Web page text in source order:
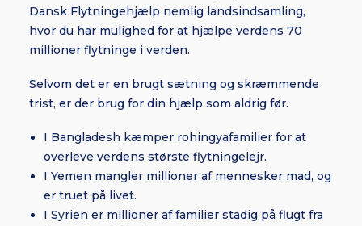
BORNHOLM
SUBSCRIBE
Dansk Flytningehjælp nemlig landsindsamling,
hvor du har mulighed for at hjælpe verdens 70
millioner flytninge i verden.
Selvom det er en brugt sætning og skræmmende
trist, er der brug for din hjælp som aldrig før.
I Bangladesh kæmper rohingyafamilier for at
overleve verdens største flytningelejr.
I Yemen mangler millioner af mennesker mad, og
er truet på livet.
I Syrien er millioner af familier stadig på flugt fra